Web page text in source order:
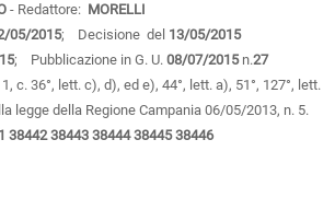
- Redattore: MORELLI
05/2015; Decisione del 13/05/2015
; Pubblicazione in G. U. 08/07/2015n.27
c. 36°, lett. c), d), ed e), 44°, lett. a), 51°, 127°, lett.
legge della Regione Campania 06/05/2013, n. 5.
38442 38443 38444 38445 38446